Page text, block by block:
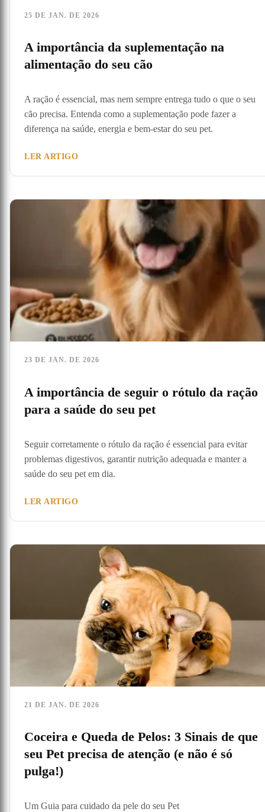
25 DE JAN. DE 2026
A importância da suplementação na
alimentação do seu cão
A ração é essencial, mas nem sempre entrega tudo o que o seu
cão precisa. Entenda como a suplementação pode fazer a
diferença na saúde, energia e bem-estar do seu pet.
LER ARTIGO
23 DE JAN. DE 2026
A importância de seguir o rótulo da ração
para a saúde do seu pet
Seguir corretamente o rótulo da ração é essencial para evitar
problemas digestivos, garantir nutrição adequada e manter a
saúde do seu pet em dia.
LER ARTIGO
21 DE JAN. DE 2026
Coceira e Queda de Pelos: 3 Sinais de que
seu Pet precisa de atenção (e não é só
pulga!)
Um Guia para cuidado da pele do seu Pet